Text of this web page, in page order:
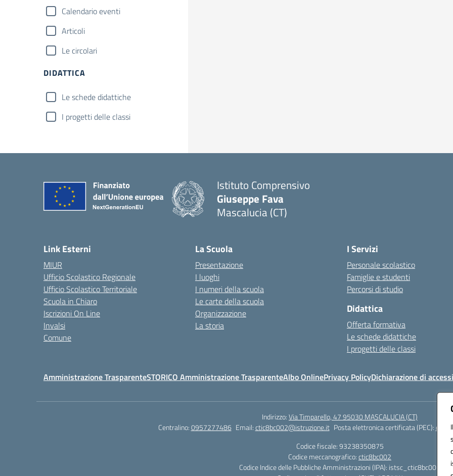
Calendario eventi
Articoli
Le circolari
DIDATTICA
Le schede didattiche
I progetti delle classi
Istituto Comprensivo
Giuseppe Fava
Mascalucia (CT)
Link Esterni
MIUR
Ufficio Scolastico Regionale
Ufficio Scolastico Territoriale
Scuola in Chiaro
Iscrizioni On Line
Invalsi
Comune
La Scuola
Presentazione
I luoghi
I numeri della scuola
Le carte della scuola
Organizzazione
La storia
I Servizi
Personale scolastico
Famiglie e studenti
Percorsi di studio
Didattica
Offerta formativa
Le schede didattiche
I progetti delle classi
Amministrazione TrasparenteSTORICO Amministrazione TrasparenteAlbo OnlinePrivacy PolicyDichiarazione di
Indirizzo:Via Timparello, 47 95030 MASCALUCIA (CT)
Centralino:0957277486 Email:ctic8bc002@istruzione.it Posta elettronica certificata (PEC):
Codice fiscale: 93238350875
Codice meccanografico:ctic8bc002
Codice Indice delle Pubbliche Amministrazioni (IPA): istsc_ctic8bc002